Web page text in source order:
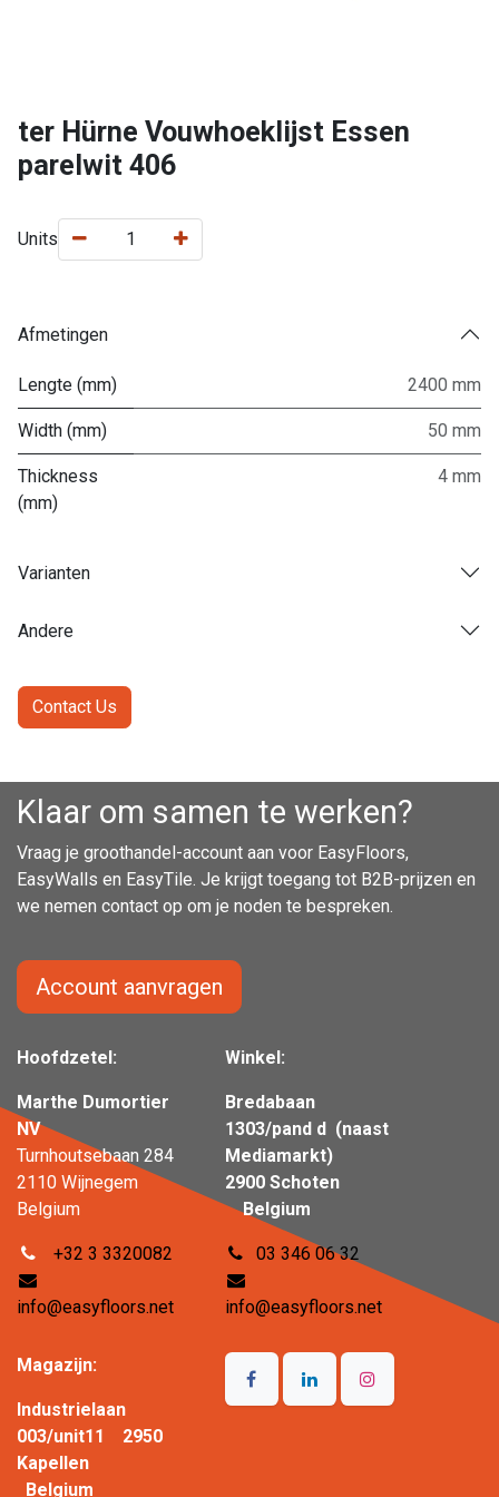
ter Hürne Vouwhoeklijst Essen
parelwit 406
Units
Afmetingen
Lengte (mm) 2400 mm
Width (mm) 50 mm
Thickness
(mm)
4 mm
Varianten
Andere
Contact Us
Klaar om samen te werken?
Vraag je groothandel-account aan voor EasyFloors,
EasyWalls en EasyTile. Je krijgt toegang tot B2B-prijzen en
we nemen contact op om je noden te bespreken.
Hoofdzetel:
Marthe Dumortier
NV
Turnhoutsebaan 284
2110 Wijnegem
Belgium
+32 3 3320082
info@easyfloors.net
Winkel:
Bredabaan
1303/pand d (naast
Mediamarkt)
2900 Schoten
Belgium
03 346 06 32
info@easyfloors.net
Magazijn:
Industrielaan
003/unit11 2950
Kapellen
Belgium
Account aanvragen